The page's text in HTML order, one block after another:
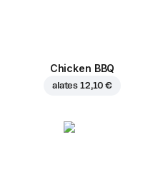
Chicken BBQ
alates 12,10 €